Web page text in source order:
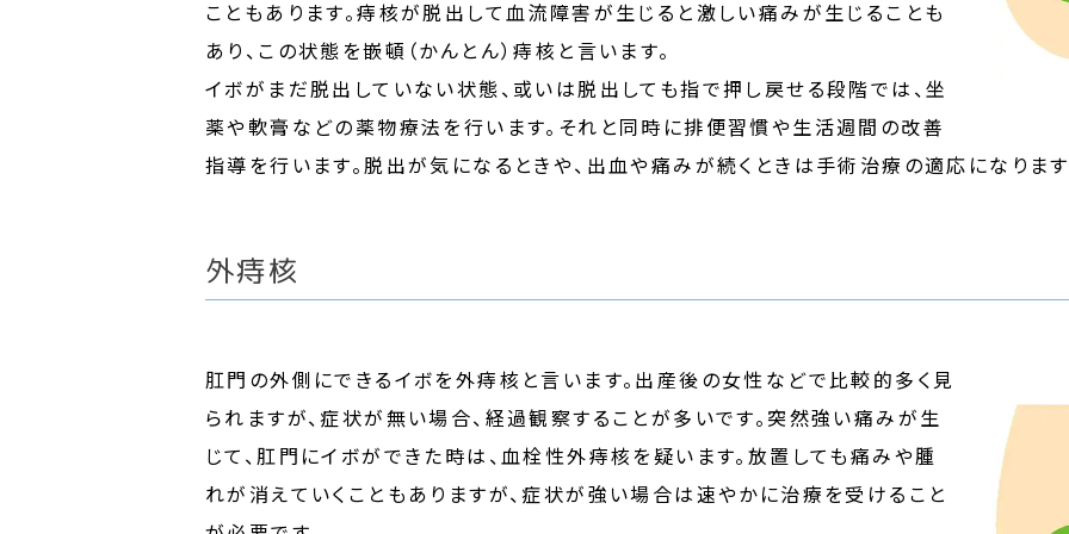
こともあります。痔核が脱出して血流障害が生じると激しい痛みが生じることも
あり、この状態を嵌頓（かんとん）痔核と言います。
イボがまだ脱出していない状態、或いは脱出しても指で押し戻せる段階では、坐
薬や軟膏などの薬物療法を行います。それと同時に排便習慣や生活週間の改善
指導を行います。脱出が気になるときや、出血や痛みが続くときは手術治療の適応になります
外痔核
肛門の外側にできるイボを外痔核と言います。出産後の女性などで比較的多く見
られますが、症状が無い場合、経過観察することが多いです。突然強い痛みが生
じて、肛門にイボができた時は、血栓性外痔核を疑います。放置しても痛みや腫
れが消えていくこともありますが、症状が強い場合は速やかに治療を受けること